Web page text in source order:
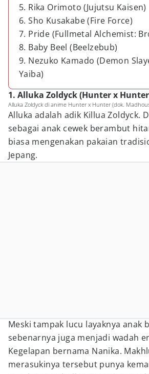
5. Rika Orimoto (Jujutsu Kaisen)
6. Sho Kusakabe (Fire Force)
7. Pride (Fullmetal Alchemist:
8. Baby Beel (Beelzebub)
9. Nezuko Kamado (Demon
Yaiba)
1. Alluka Zoldyck (Hunter x
Alluka Zoldyck di anime Hunter x Hunter (dok.
Alluka adalah adik Killua Zoldyck.
sebagai anak cewek berambut
biasa mengenakan pakaian
Jepang.
Meski tampak lucu layaknya anak
sebenarnya juga menjadi wadah
Kegelapan bernama Nanika.
merasukinya tersebut punya